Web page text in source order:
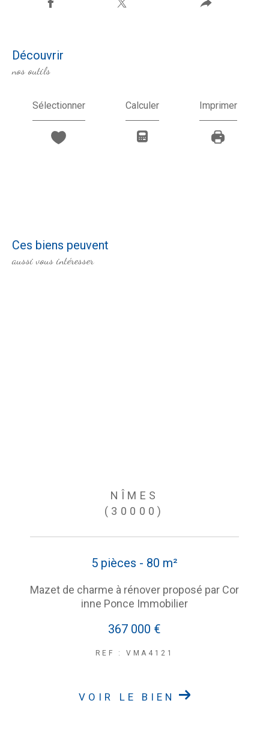
découvrir
nos outils
Sélectionner Calculer Imprimer
Ces biens peuvent
aussi vous intéresser
NÎMES
(30000)
5 pièces - 80 m²
Mazet de charme à rénover proposé par Cor
inne Ponce Immobilier
367 000 €
REF : VMA4121
VOIR LE BIEN